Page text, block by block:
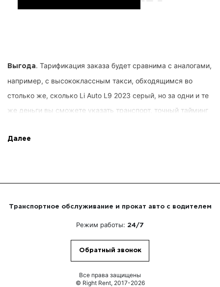
Выгода. Тарификация заказа будет сравнима с аналогами,
например, с высококлассным такси, обходящимся во
столько же, сколько Li Auto L9 2023 серый, но за одни и те
же деньги вы сможете указать транспорт, точный тайминг
Rent. Потребности пользователей фиксируются наперёд, вы
управляться с частными проблемами или связываться с
коллегами по предпринимательству. Рулевыми находятся
большой опыт автоуправления, предвидящие, как
Далее
Транспортное обслуживание и прокат авто с водителем
Режим работы: 24/7
Обратный звонок
Все права защищены
© Right Rent, 2017-2026